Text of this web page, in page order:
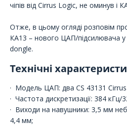
чіпів від Cirrus Logic, не оминув і
Отже, в цьому огляді розповім
КА13 – нового ЦАП/підсилювача
dongle.
Технічні
· Модель ЦАП: два CS 43131
· Частота дискретизації: 384 кГц/
· Виходи на навушники: 3,5 мм
4,4 мм;